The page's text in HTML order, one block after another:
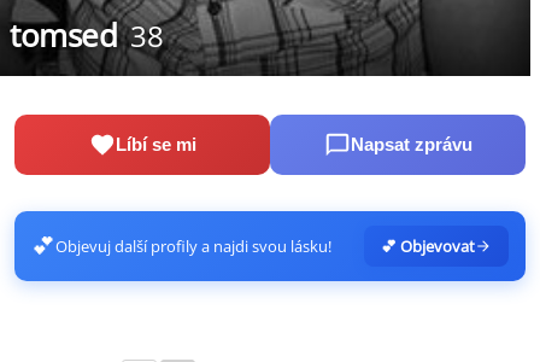
tomsed 38
Líbí se mi Napsat zprávu
💕Objevuj další profily a najdi svou lásku! 💕 Objevovat